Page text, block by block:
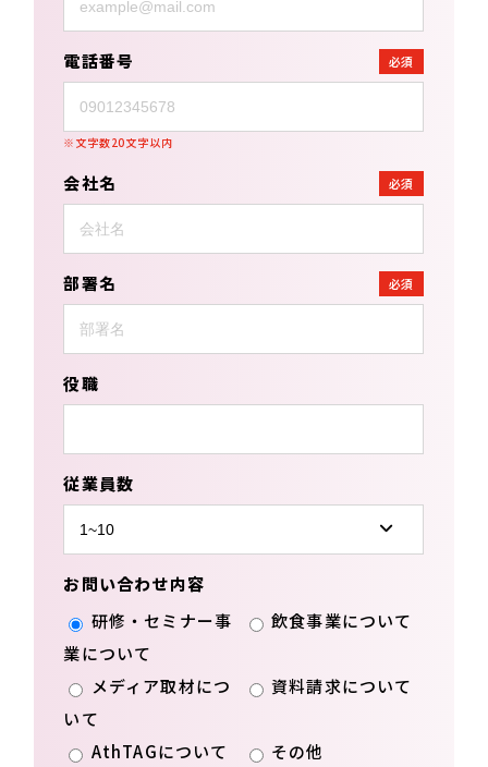
電話番号 必須
※文字数20文字以内
会社名 必須
部署名 必須
役職
従業員数
お問い合わせ内容
研修・セミナー事
業について
飲食事業について
メディア取材につ
いて
資料請求について
AthTAGについて
その他